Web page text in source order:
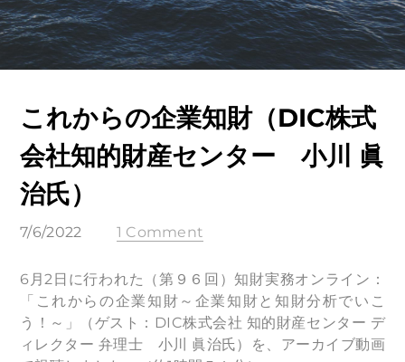
これからの企業知財（DIC株式
会社知的財産センター 小川 眞
治氏）
7/6/2022 1 Comment
6月2日に行われた（第９６回）知財実務オンライン：
「これからの企業知財～企業知財と知財分析でいこ
う！～」（ゲスト：DIC株式会社 知的財産センター デ
ィレクター 弁理士 小川 眞治氏）を、アーカイブ動画